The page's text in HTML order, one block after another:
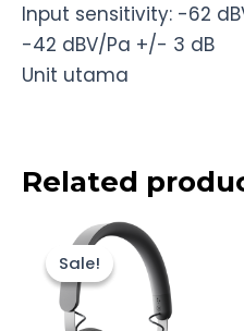
Input sensitivity: -62
-42 dBV/Pa +/- 3 dB
Unit utama
Related
Sale!
Sale!
Original
price
was:
Rp2.200.000.
Current
price
is:
Rp2.171.500.